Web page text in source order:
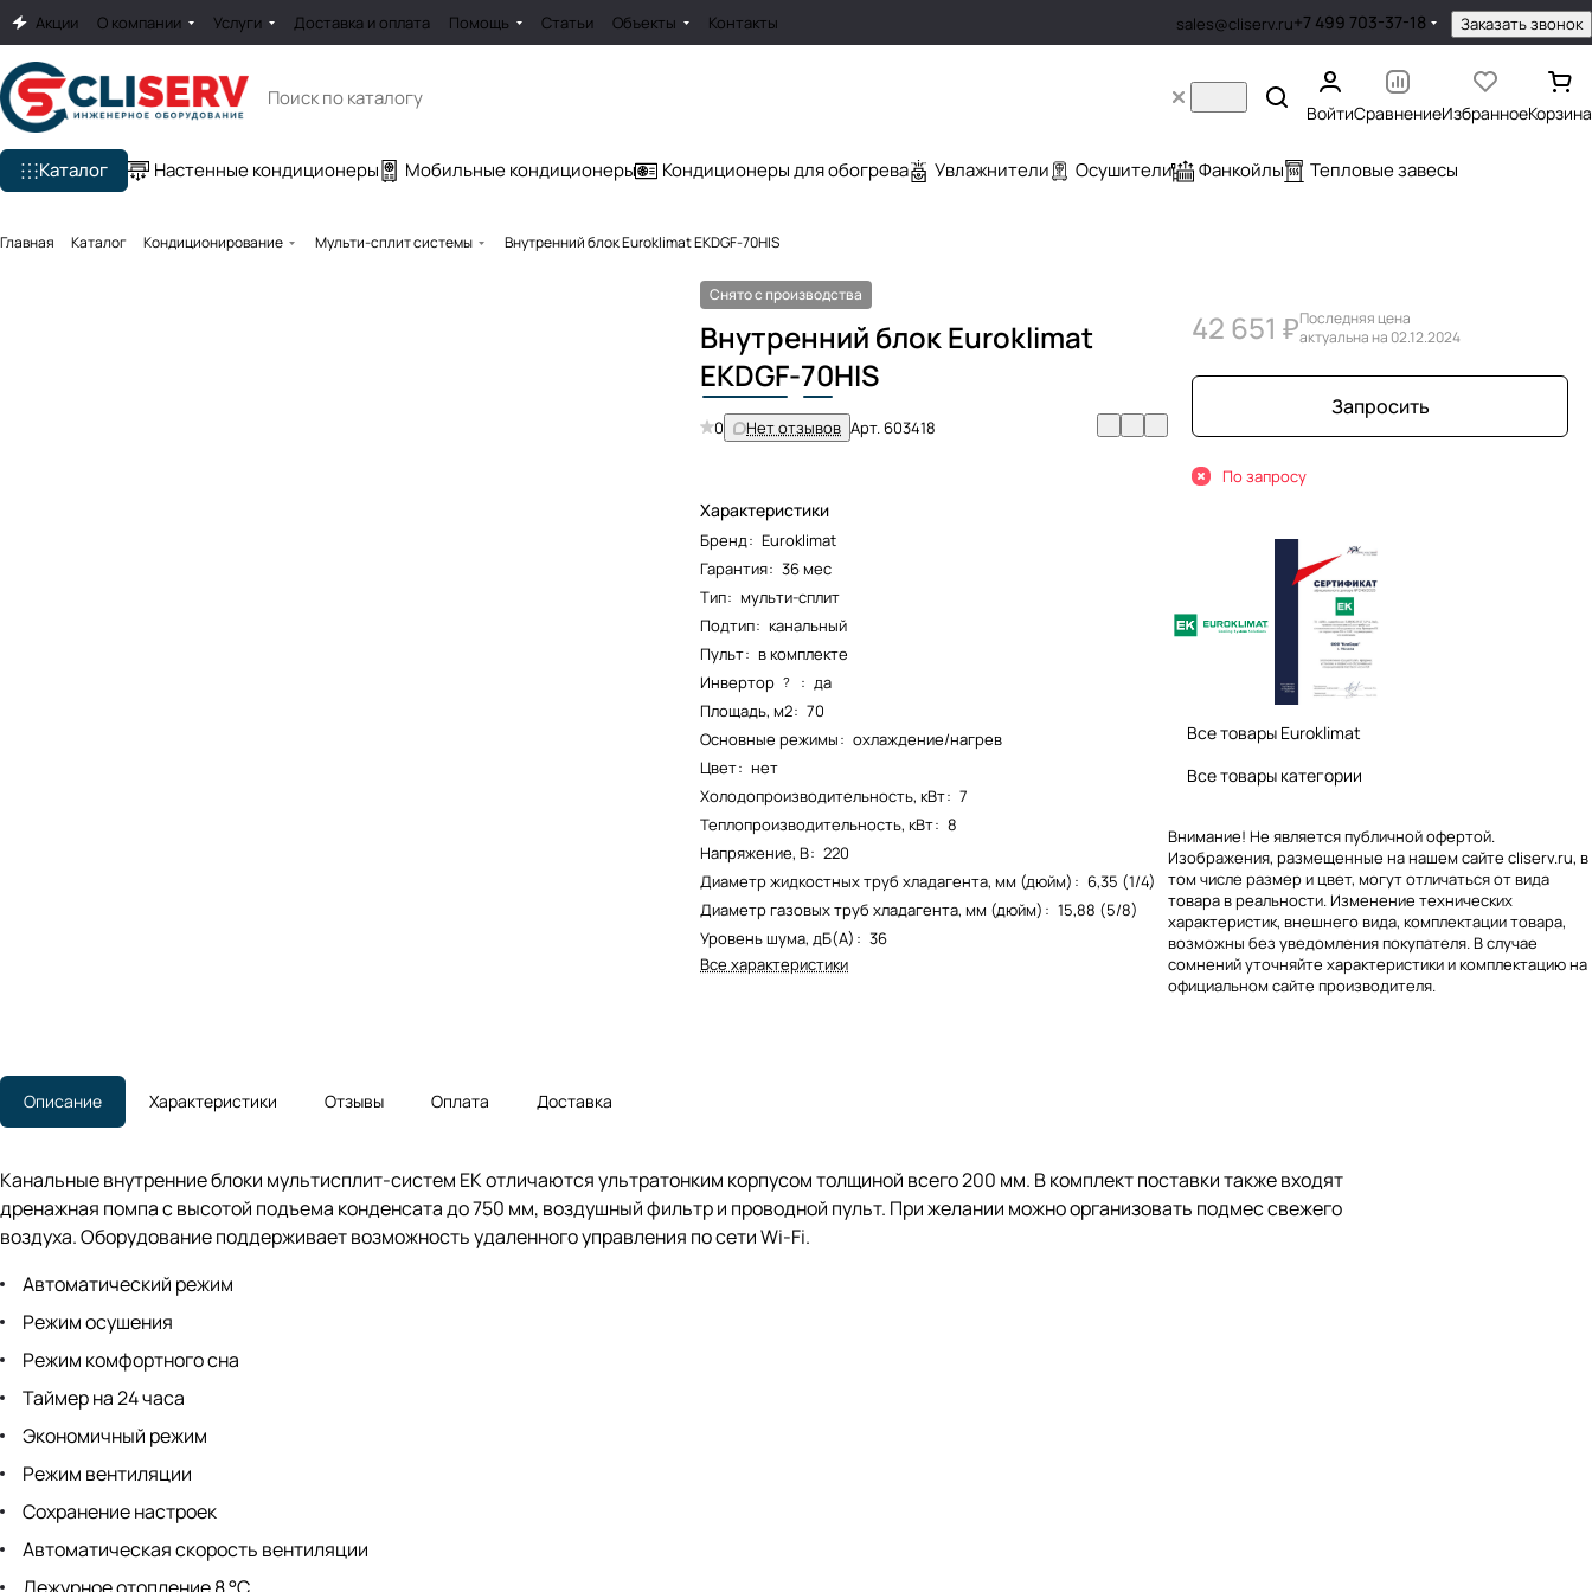
Акции О компании Услуги Доставка и оплата Помощь Статьи Объекты Контакты sales@cliserv.ru+7 499 703-37-18 Заказать звонок
ВойтиСравнениеИзбранноеКорзина
Каталог Настенные кондиционеры Мобильные кондиционеры Кондиционеры для обогрева Увлажнители Осушители Фанкойлы Тепловые завесы
Главная Каталог Кондиционирование Мульти-сплит системы Внутренний блок Euroklimat EKDGF-70HIS
Снято с производства
Внутренний блок Euroklimat
EKDGF-70HIS
0 Нет отзывов Арт.603418
Характеристики
Бренд: Euroklimat
Гарантия: 36 мес
Тип: мульти-сплит
Подтип: канальный
Пульт: в комплекте
Инвертор ? : да
Площадь, м2: 70
Основные режимы: охлаждение/нагрев
Цвет: нет
Холодопроизводительность, кВт: 7
Теплопроизводительность, кВт: 8
Напряжение, В: 220
Диаметр жидкостных труб хладагента, мм (дюйм) : 6,35 (1/4)
Диаметр газовых труб хладагента, мм (дюйм) : 15,88 (5/8)
Уровень шума, дБ(А) : 36
Все характеристики
42 651 ₽Последняя цена
актуальна на 02.12.2024
Запросить
По запросу
Все товары Euroklimat
Все товары категории
Внимание! Не является публичной офертой.
Изображения, размещенные на нашем сайте cliserv.ru, в
том числе размер и цвет, могут отличаться от вида
товара в реальности. Изменение технических
характеристик, внешнего вида, комплектации товара,
возможны без уведомления покупателя. В случае
сомнений уточняйте характеристики и комплектацию на
официальном сайте производителя.
Описание Характеристики Отзывы Оплата Доставка
Канальные внутренние блоки мультисплит-систем EK отличаются ультратонким корпусом толщиной всего 200 мм. В комплект поставки также входят
дренажная помпа с высотой подъема конденсата до 750 мм, воздушный фильтр и проводной пульт. При желании можно организовать подмес свежего
воздуха. Оборудование поддерживает возможность удаленного управления по сети Wi-Fi.
Автоматический режим
Режим осушения
Режим комфортного сна
Таймер на 24 часа
Экономичный режим
Режим вентиляции
Сохранение настроек
Автоматическая скорость вентиляции